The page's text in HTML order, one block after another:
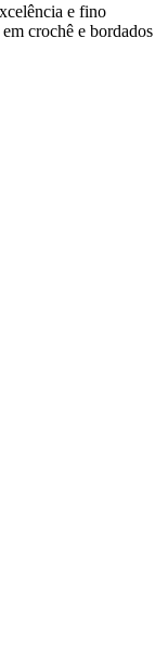
e fino
crochê e bordados